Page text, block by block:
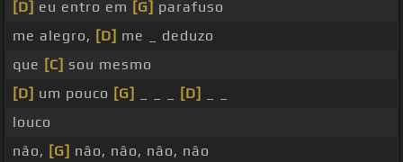
[D] eu entro em [G] parafuso
me alegro, [D] me _ deduzo
que [C] sou mesmo
[D] um pouco [G] [D]
louco
não, [G] não, não, não, não